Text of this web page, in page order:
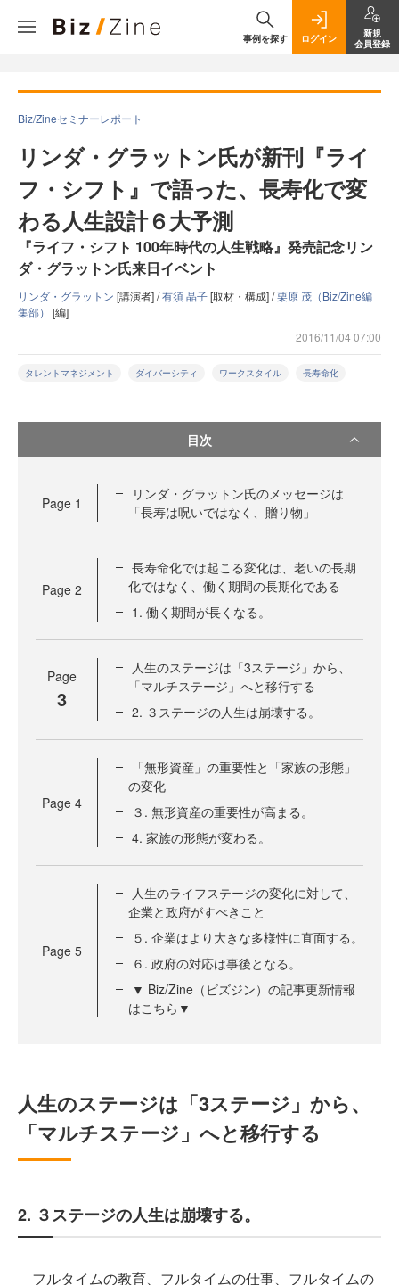
事例を探す ログイン
新規
会員登録
Biz/Zineセミナーレポート
リンダ・グラットン氏が新刊『ライ
フ・シフト』で語った、長寿化で変
わる人生設計６大予測
『ライフ・シフト 100年時代の人生戦略』発売記念リン
ダ・グラットン氏来日イベント
リンダ・グラットン [講演者] /有須 晶子[取材・構成] /栗原 茂（Biz/Zine編
集部） [編]
2016/11/04 07:00
タレントマネジメント ダイバーシティ ワークスタイル 長寿命化
目次
Page 1
リンダ・グラットン氏のメッセージは
「長寿は呪いではなく、贈り物」
Page 2
長寿命化では起こる変化は、老いの長期
化ではなく、働く期間の長期化である
1. 働く期間が長くなる。
Page
3
人生のステージは「3ステージ」から、
「マルチステージ」へと移行する
2. ３ステージの人生は崩壊する。
Page 4
「無形資産」の重要性と「家族の形態」
の変化
３. 無形資産の重要性が高まる。
4. 家族の形態が変わる。
Page 5
人生のライフステージの変化に対して、
企業と政府がすべきこと
５. 企業はより大きな多様性に直面する。
６. 政府の対応は事後となる。
▼ Biz/Zine（ビズジン）の記事更新情報
はこちら▼
人生のステージは「3ステージ」から、
「マルチステージ」へと移行する
2. ３ステージの人生は崩壊する。
フルタイムの教育、フルタイムの仕事、フルタイムの